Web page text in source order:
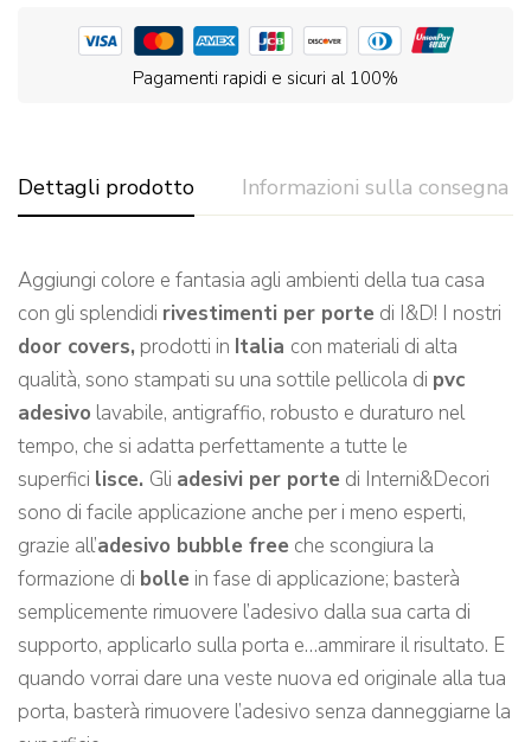
Pagamenti rapidi e sicuri al 100%
Dettagli prodotto Informazioni sulla consegna
Aggiungi colore e fantasia agli ambienti della tua casa
con gli splendidi rivestimenti per porte di I&D! I nostri
door covers, prodotti in Italia con materiali di alta
qualità, sono stampati su una sottile pellicola di pvc
adesivo lavabile, antigraffio, robusto e duraturo nel
tempo, che si adatta perfettamente a tutte le
superfici lisce. Gli adesivi per porte di Interni&Decori
sono di facile applicazione anche per i meno esperti,
grazie all’adesivo bubble free che scongiura la
formazione di bolle in fase di applicazione; basterà
semplicemente rimuovere l’adesivo dalla sua carta di
supporto, applicarlo sulla porta e…ammirare il risultato. E
quando vorrai dare una veste nuova ed originale alla tua
porta, basterà rimuovere l’adesivo senza danneggiarne la